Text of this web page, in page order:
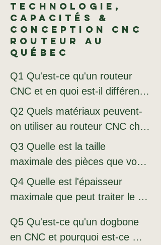
Technologie,
Capacités &
Conception CNC
Routeur au
Québec
Q1 Qu'est-ce qu'un routeur
CNC et en quoi est-il différent
d'un laser ou d'un jet d'eau ?
Le routeur numérique CNC est
utilise une fraise rotative (end
mill) pour découper, pocher,
graver et sculpter des
matériaux non métalliques
les composites et les mousses.
Contrairement au laser CO₂ qui
Q2 Quels matériaux peuvent-
on utiliser au routeur CNC chez
uMake au Québec ?
Notre routeur CNC traite une
non métalliques :
Bois & panneaux :
Contreplaqué Bouleau Baltique
Q3 Quelle est la taille
maximale des pièces que vous
pouvez utiliser au routeur CNC
au Québec ?
accepte des panneaux jusqu'à
140" × 61" (soit environ 355 cm
Q4 Quelle est l'épaisseur
maximale que peut traiter le
Notre routeur CNC peut traiter
des matériaux jusqu'à 3
Q5 Qu'est-ce qu'un dogbone
en CNC et pourquoi est-ce